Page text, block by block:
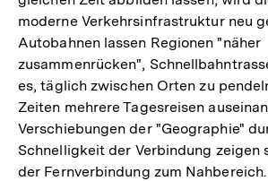
moderne Verkehrsinfrastruktur neu
Autobahnen lassen Regionen "näher
zusammenrücken",
es, täglich zwischen Orten zu
Zeiten mehrere Tagesreisen
Verschiebungen der "Geographie"
Schnelligkeit der Verbindung zeigen
der Fernverbindung zum